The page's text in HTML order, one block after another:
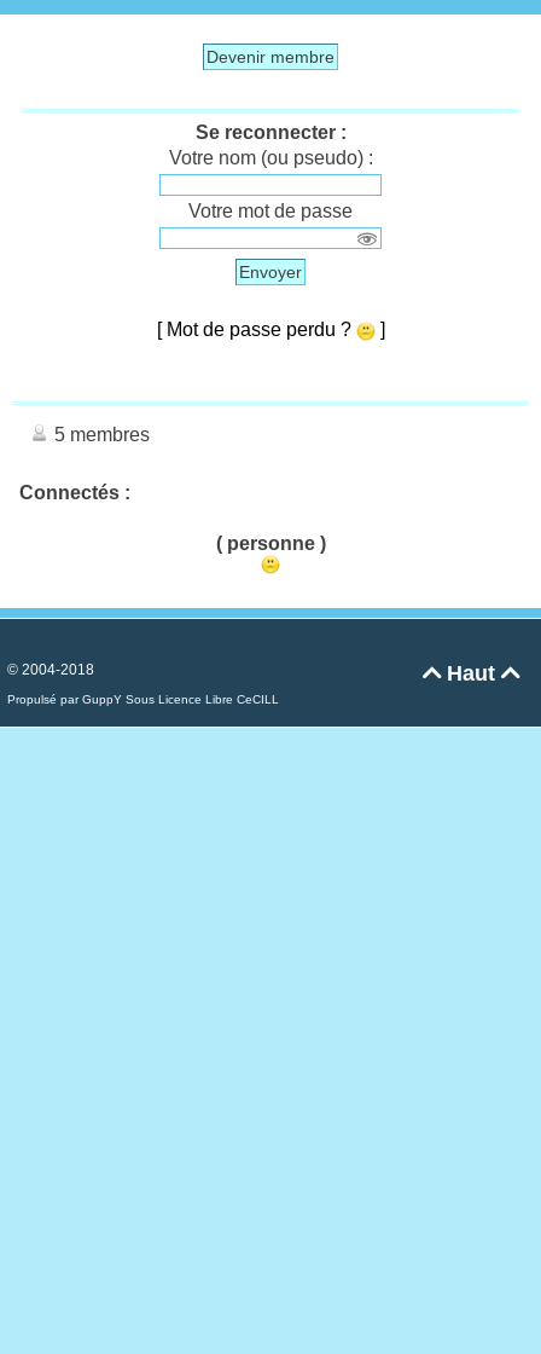
Devenir membre
Se reconnecter :
Votre nom (ou pseudo) :
Votre mot de passe
Envoyer
[ Mot de passe perdu ? ]
5 membres
Connectés :
( personne )
Haut 
© 2004-2018
Propulsé par GuppY Sous Licence Libre CeCILL